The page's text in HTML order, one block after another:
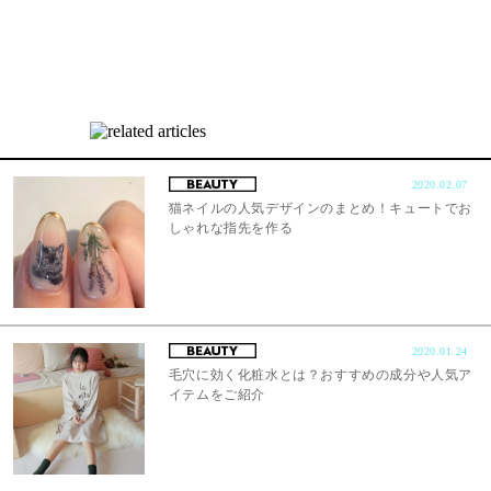
2020.02.07
猫ネイルの人気デザインのまとめ！キュートでお
しゃれな指先を作る
2020.01.24
毛穴に効く化粧水とは？おすすめの成分や人気ア
イテムをご紹介